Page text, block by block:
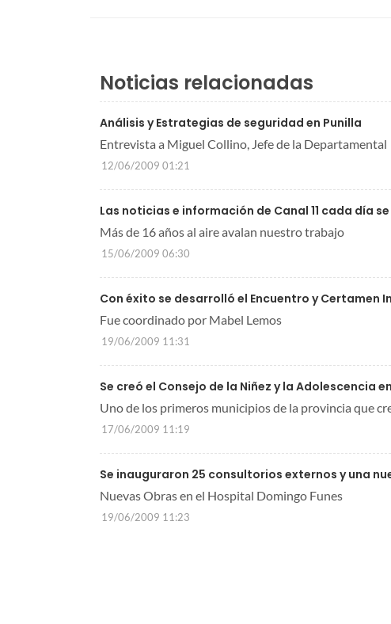
Noticias relacionadas
Análisis y Estrategias de seguridad en Punilla
Entrevista a Miguel Collino, Jefe de la Departamental
12/06/2009 01:21
Las noticias e información de Canal 11 cada día
Más de 16 años al aire avalan nuestro trabajo
15/06/2009 06:30
Con éxito se desarrolló el Encuentro y Certamen
Fue coordinado por Mabel Lemos
19/06/2009 11:31
Se creó el Consejo de la Niñez y la Adolescencia
Uno de los primeros municipios de la provincia que
17/06/2009 11:19
Se inauguraron 25 consultorios externos y una
Nuevas Obras en el Hospital Domingo Funes
19/06/2009 11:23